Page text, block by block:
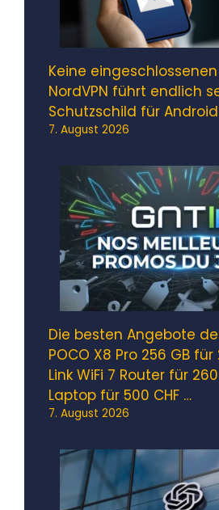
Keine eingeschlossenen
NordVPN führt endlich
Schutzschild für
7. August 2026
Die besten Angebote
POCO X8 Pro 256 GB für
Link WiFi 7 Router für 260
Laptop für 500 CHF …
7. August 2026